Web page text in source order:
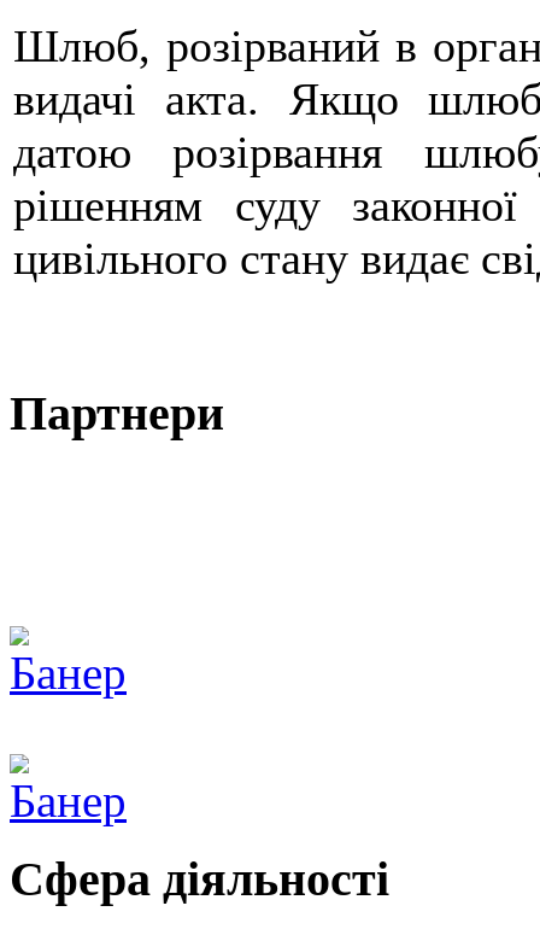
Шлюб, розірваний в
видачі акта. Якщо
датою розірвання
рішенням суду законної
цивільного стану видає
Партнери
Сфера діяльності